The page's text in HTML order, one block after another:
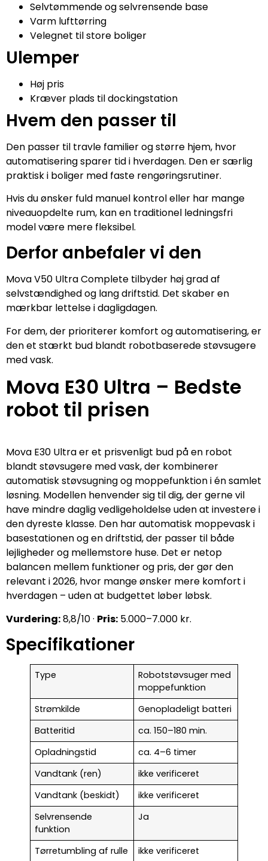
Selvtømmende og selvrensende base
Varm lufttørring
Velegnet til store boliger
Ulemper
Høj pris
Kræver plads til dockingstation
Hvem den passer til
Den passer til travle familier og større hjem, hvor
automatisering sparer tid i hverdagen. Den er særlig
praktisk i boliger med faste rengøringsrutiner.
Hvis du ønsker fuld manuel kontrol eller har mange
niveauopdelte rum, kan en traditionel ledningsfri
model være mere fleksibel.
Derfor anbefaler vi den
Mova V50 Ultra Complete tilbyder høj grad af
selvstændighed og lang driftstid. Det skaber en
mærkbar lettelse i dagligdagen.
For dem, der prioriterer komfort og automatisering, er
den et stærkt bud blandt robotbaserede støvsugere
med vask.
Mova E30 Ultra – Bedste
robot til prisen
Mova E30 Ultra er et prisvenligt bud på en robot
blandt støvsugere med vask, der kombinerer
automatisk støvsugning og moppefunktion i én samlet
løsning. Modellen henvender sig til dig, der gerne vil
have mindre daglig vedligeholdelse uden at investere i
den dyreste klasse. Den har automatisk moppevask i
basestationen og en driftstid, der passer til både
lejligheder og mellemstore huse. Det er netop
balancen mellem funktioner og pris, der gør den
relevant i 2026, hvor mange ønsker mere komfort i
hverdagen – uden at budgettet løber løbsk.
Vurdering:8,8/10 · Pris: 5.000–7.000 kr.
Specifikationer
Type
Robotstøvsuger med
moppefunktion
Strømkilde
Genopladeligt batteri
Batteritid
ca. 150–180 min.
Opladningstid
ca. 4–6 timer
Vandtank (ren)
ikke verificeret
Vandtank (beskidt)
ikke verificeret
Selvrensende
funktion
Ja
Tørretumbling af rulle ikke verificeret